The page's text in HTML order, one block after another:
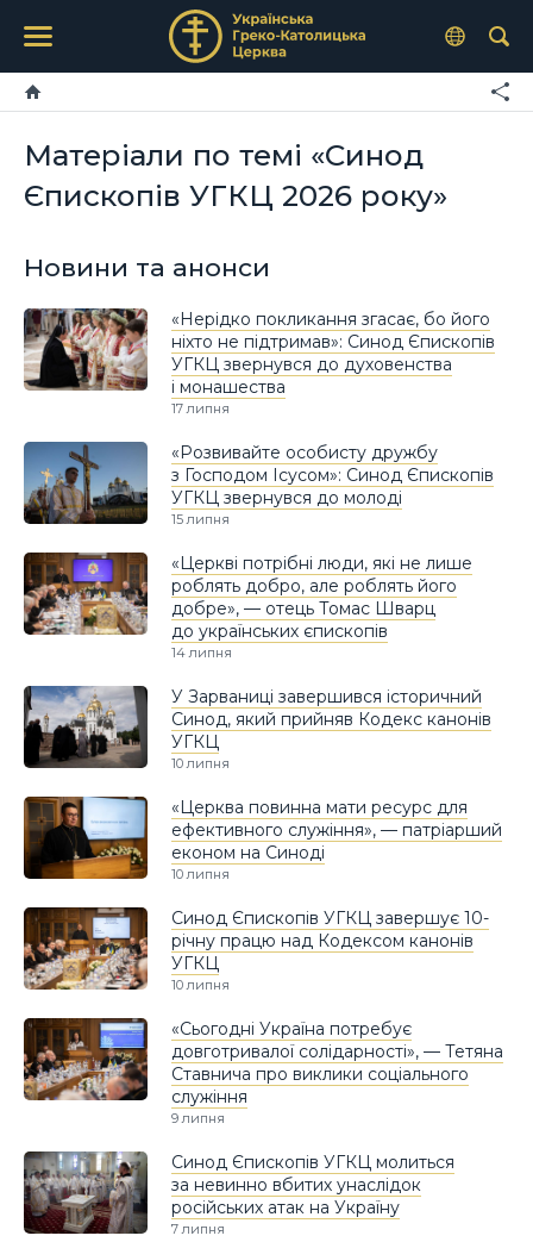
Матеріали по темі «Синод
Єпископів УГКЦ 2026 року»
Новини та анонси
«Нерідко покликання згасає, бо його
ніхто не підтримав»: Синод Єпископів
УГКЦ звернувся до духовенства
і монашества
17 липня
«Розвивайте особисту дружбу
з Господом Ісусом»: Синод Єпископів
УГКЦ звернувся до молоді
15 липня
«Церкві потрібні люди, які не лише
роблять добро, але роблять його
добре», — отець Томас Шварц
до українських єпископів
14 липня
У Зарваниці завершився історичний
Синод, який прийняв Кодекс канонів
УГКЦ
10 липня
«Церква повинна мати ресурс для
ефективного служіння», — патріарший
економ на Синоді
10 липня
Синод Єпископів УГКЦ завершує 10-
річну працю над Кодексом канонів
УГКЦ
10 липня
«Сьогодні Україна потребує
довготривалої солідарності», — Тетяна
Ставнича про виклики соціального
служіння
9 липня
Синод Єпископів УГКЦ молиться
за невинно вбитих унаслідок
російських атак на Україну
7 липня